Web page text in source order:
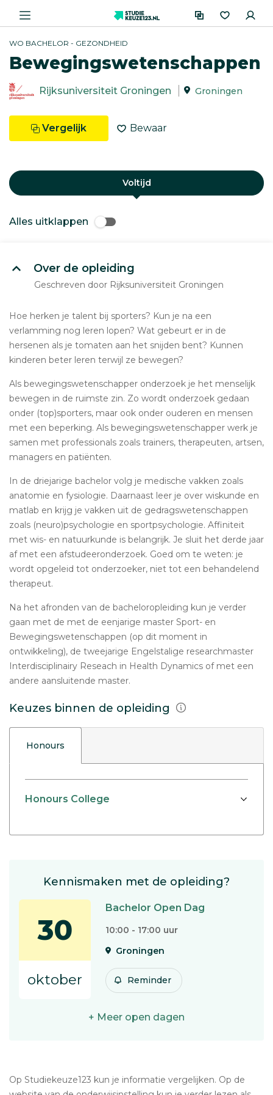
WO BACHELOR - GEZONDHEID
Bewegingswetenschappen
Rijksuniversiteit Groningen Groningen
Vergelijk Bewaar
Voltijd
Alles uitklappen
Over de opleiding
Geschreven door Rijksuniversiteit Groningen
Hoe herken je talent bij sporters? Kun je na een
verlamming nog leren lopen? Wat gebeurt er in de
hersenen als je tomaten aan het snijden bent? Kunnen
kinderen beter leren terwijl ze bewegen?
Als bewegingswetenschapper onderzoek je het menselijk
bewegen in de ruimste zin. Zo wordt onderzoek gedaan
onder (top)sporters, maar ook onder ouderen en mensen
met een beperking. Als bewegingswetenschapper werk je
samen met professionals zoals trainers, therapeuten, artsen,
managers en patiënten.
In de driejarige bachelor volg je medische vakken zoals
anatomie en fysiologie. Daarnaast leer je over wiskunde en
matlab en krijg je vakken uit de gedragswetenschappen
zoals (neuro)psychologie en sportpsychologie. Affiniteit
met wis- en natuurkunde is belangrijk. Je sluit het derde jaar
af met een afstudeeronderzoek. Goed om te weten: je
wordt opgeleid tot onderzoeker, niet tot een behandelend
therapeut.
Na het afronden van de bacheloropleiding kun je verder
gaan met de met de eenjarige master Sport- en
Bewegingswetenschappen (op dit moment in
ontwikkeling), de tweejarige Engelstalige researchmaster
Interdisciplinairy Reseach in Health Dynamics of met een
andere aansluitende master.
Keuzes binnen de opleiding
Honours
Honours College
Kennismaken met de opleiding?
30
oktober
Bachelor Open Dag
10:00 - 17:00 uur
Groningen
Reminder
+ Meer open dagen
Op Studiekeuze123 kun je informatie vergelijken. Op de